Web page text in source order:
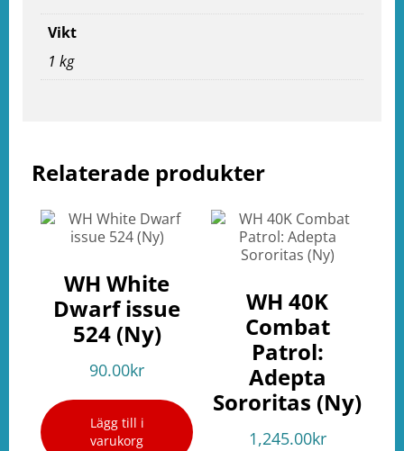
Relaterade produkter
WH White
Dwarf issue
524 (Ny)
90.00kr
Lägg till i
varukorg
WH 40K
Combat
Patrol:
Adepta
Sororitas (Ny)
1,245.00kr
Vikt
1 kg